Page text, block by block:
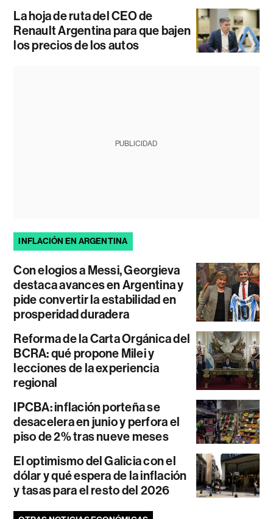
La hoja de ruta del CEO de
Renault Argentina para que bajen
los precios de los autos
PUBLICIDAD
INFLACIÓN EN ARGENTINA
Con elogios a Messi, Georgieva
destaca avances en Argentina y
pide convertir la estabilidad en
prosperidad duradera
Reforma de la Carta Orgánica del
BCRA: qué propone Milei y
lecciones de la experiencia
regional
IPCBA: inflación porteña se
desacelera en junio y perfora el
piso de 2% tras nueve meses
El optimismo del Galicia con el
dólar y qué espera de la inflación
y tasas para el resto del 2026